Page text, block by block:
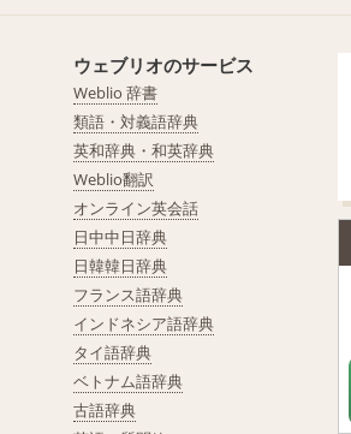
ウェブリオのサービス
Weblio 辞書
類語・対義語辞典
英和辞典・和英辞典
Weblio翻訳
オンライン英会話
日中中日辞典
日韓韓日辞典
フランス語辞典
インドネシア語辞典
タイ語辞典
ベトナム語辞典
古語辞典